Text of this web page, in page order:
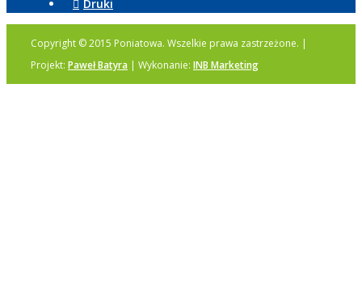
Druki
Copyright © 2015 Poniatowa. Wszelkie prawa zastrzeżone. |
Projekt: Paweł Batyra | Wykonanie: INB Marketing